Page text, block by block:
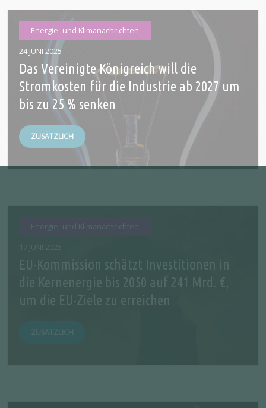
Energie- und Klimanachrichten
24 JUNI 2025
Das Vereinigte Königreich will die
Stromkosten für die Industrie ab 2027 um
bis zu 25 % senken
ZUSÄTZLICH
Energie- und Klimanachrichten
EU-Kommission schätzt Investitionen in
die Kernenergie bis 2050 auf 241 Mrd. €,
um die EU-Ziele zu erreichen
ZUSÄTZLICH